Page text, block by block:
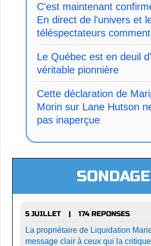
C'est maintenant
En direct de l'univers et
téléspectateurs
Le Québec est en deuil
véritable pionnière
Cette déclaration de
Morin sur Lane Hutson
pas inaperçue
SONDAGE
5 JUILLET |
174 REPONSES
La propriétaire de Liquidation
message clair à ceux qui la